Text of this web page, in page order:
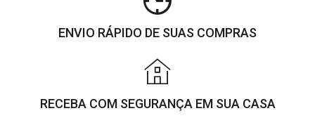
ENVIO RÁPIDO DE SUAS COMPRAS
RECEBA COM SEGURANÇA EM SUA CASA